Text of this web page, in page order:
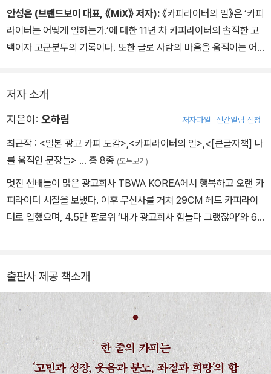
랜 고민 끝에 알맞은 목소리를 입혀 큰 소리로 외치는 일이라면, 오하
림은 내가 아는 어떤 카피라이터들보다 진심으로, 그리고 매력적으로
이 일을 해내고 있다. 그리고 이 책은 그 과정들을 그녀 특유의 섬세한
드라마에 나오는 양념이 많이 쳐진 카피라이터의 일들이 아니라 진짜
면, 생각과 문장의 힘으로 사람들의 마음과 브랜드의 앞날에 직접적
인 영향을 미치는 이 매력적인 직업을 더 알고 싶은 후배들이 있다면,
망설임 없이 일독을 권한다.
안성은 (브랜드보이 대표, 《MiX》 저자): 《카피라이터의 일》은 ‘카피
라이터는 어떻게 일하는가.’에 대한 11년 차 카피라이터의 솔직한 고
백이자 고군분투의 기록이다. 또한 글로 사람의 마음을 움직이는 어
이 책을 읽으며 자연스레 아버지와 동료들의 모습이 스쳤다. 그래서
일까. 이 책은 카피라이터를 꿈꾸는 이들에게는 훌륭한 지침서가, 이
다.
저자 소개
지은이: 오하림 저자파일 신간알림 신청
최근작 : <일본 광고 카피 도감> <카피라이터의 일> <[큰글자책] 나
를 움직인 문장들> … 총 8종 (모두보기)
멋진 선배들이 많은 광고회사 TBWA KOREA에서 행복하고 오랜 카
피라이터 시절을 보냈다. 이후 무신사를 거쳐 29CM 헤드 카피라이
터로 일했으며, 4.5만 팔로워 ‘내가 광고회사 힘들다 그랬잖아’와 6
마음이 생긴다. 그래서 이 책을 쓰게 됐다. 다른 저서로 《나를 움직인
문장들》, 《카피라이터의 일》이 있다.
출판사 제공 책소개